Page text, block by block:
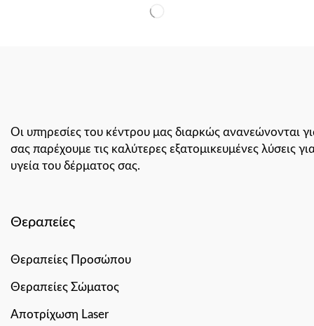
Οι υπηρεσίες του κέντρου μας διαρκώς ανανεώνονται
σας παρέχουμε τις καλύτερες εξατομικευμένες λύσεις
υγεία του δέρματος σας.
Θεραπείες
Θεραπείες Προσώπου
Θεραπείες Σώματος
Αποτρίχωση Laser